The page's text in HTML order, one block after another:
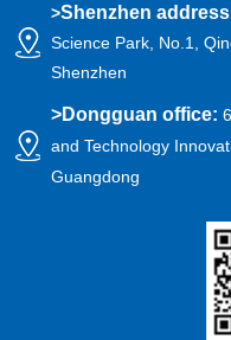
>Shenzhen
Science Park, No.1,
Shenzhen
>Dongguan office:
and Technology
Guangdong